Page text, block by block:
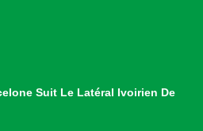
Suit Le Latéral Ivoirien De